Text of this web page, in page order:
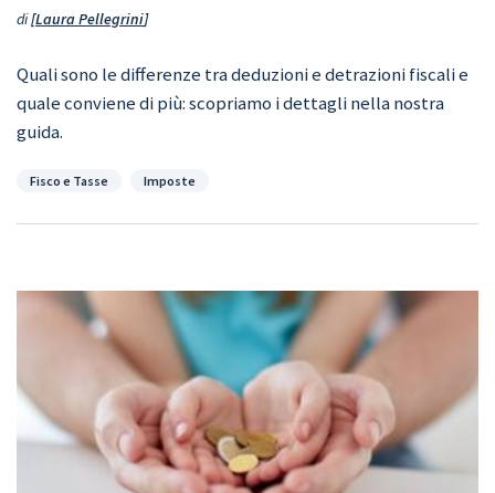
di Laura Pellegrini
Quali sono le differenze tra deduzioni e detrazioni fiscali e
quale conviene di più: scopriamo i dettagli nella nostra
guida.
Categorie
Fisco e Tasse Imposte